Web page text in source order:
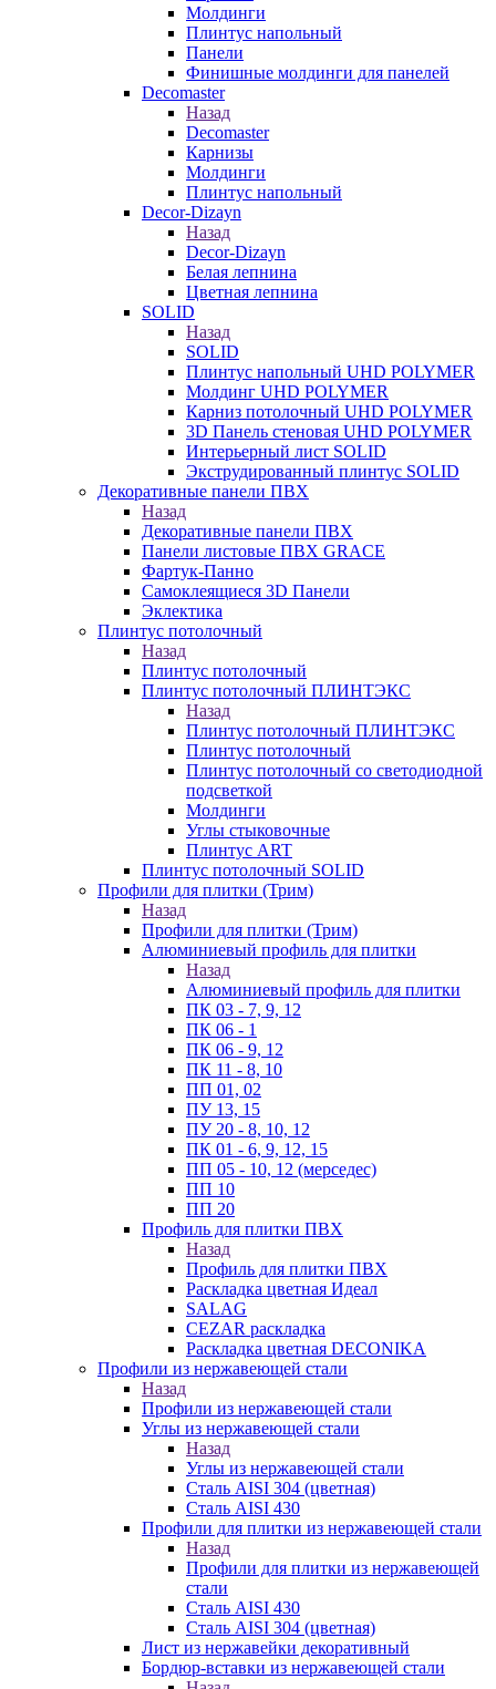
Молдинги
Плинтус напольный
Панели
Финишные молдинги для панелей
Decomaster
Назад
Decomaster
Карнизы
Молдинги
Плинтус напольный
Decor-Dizayn
Назад
Decor-Dizayn
Белая лепнина
Цветная лепнина
SOLID
Назад
SOLID
Плинтус напольный UHD POLYMER
Молдинг UHD POLYMER
Карниз потолочный UHD POLYMER
3D Панель стеновая UHD POLYMER
Интерьерный лист SOLID
Экструдированный плинтус SOLID
Декоративные панели ПВХ
Назад
Декоративные панели ПВХ
Панели листовые ПВХ GRACE
Фартук-Панно
Самоклеящиеся 3D Панели
Эклектика
Плинтус потолочный
Назад
Плинтус потолочный
Плинтус потолочный ПЛИНТЭКС
Назад
Плинтус потолочный ПЛИНТЭКС
Плинтус потолочный
Плинтус потолочный со светодиодной
подсветкой
Молдинги
Углы стыковочные
Плинтус ART
Плинтус потолочный SOLID
Профили для плитки (Трим)
Назад
Профили для плитки (Трим)
Алюминиевый профиль для плитки
Назад
Алюминиевый профиль для плитки
ПК 03 - 7, 9, 12
ПК 06 - 1
ПК 06 - 9, 12
ПК 11 - 8, 10
ПП 01, 02
ПУ 13, 15
ПУ 20 - 8, 10, 12
ПК 01 - 6, 9, 12, 15
ПП 05 - 10, 12 (мерседес)
ПП 10
ПП 20
Профиль для плитки ПВХ
Назад
Профиль для плитки ПВХ
Раскладка цветная Идеал
SALAG
CEZAR раскладка
Раскладка цветная DECONIKA
Профили из нержавеющей стали
Назад
Профили из нержавеющей стали
Углы из нержавеющей стали
Назад
Углы из нержавеющей стали
Сталь AISI 304 (цветная)
Сталь AISI 430
Профили для плитки из нержавеющей стали
Назад
Профили для плитки из нержавеющей
стали
Сталь AISI 430
Сталь AISI 304 (цветная)
Лист из нержавейки декоративный
Бордюр-вставки из нержавеющей стали